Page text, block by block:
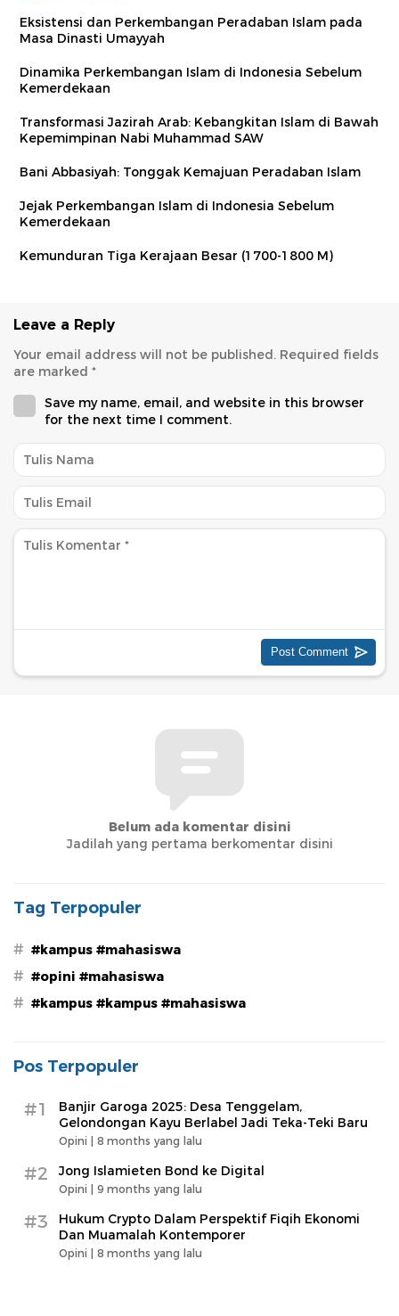
Eksistensi dan Perkembangan Peradaban Islam pada
Masa Dinasti Umayyah
Dinamika Perkembangan Islam di Indonesia Sebelum
Kemerdekaan
Transformasi Jazirah Arab: Kebangkitan Islam di Bawah
Kepemimpinan Nabi Muhammad SAW
Bani Abbasiyah: Tonggak Kemajuan Peradaban Islam
Jejak Perkembangan Islam di Indonesia Sebelum
Kemerdekaan
Kemunduran Tiga Kerajaan Besar (1700-1800 M)
Leave a Reply
Your email address will not be published. Required fields
are marked *
Save my name, email, and website in this browser
for the next time I comment.
Belum ada komentar disini
Jadilah yang pertama berkomentar disini
Tag Terpopuler
# #kampus #mahasiswa
# #opini #mahasiswa
# #kampus #kampus #mahasiswa
Pos Terpopuler
#1
Banjir Garoga 2025: Desa Tenggelam,
Gelondongan Kayu Berlabel Jadi Teka-Teki Baru
Opini | 8 months yang lalu
#2 Jong Islamieten Bond ke Digital
Opini | 9 months yang lalu
#3
Hukum Crypto Dalam Perspektif Fiqih Ekonomi
Dan Muamalah Kontemporer
Opini | 8 months yang lalu